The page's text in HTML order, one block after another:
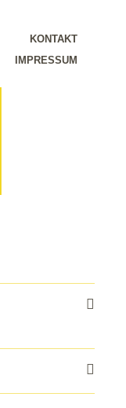
KONTAKT
IMPRESSUM